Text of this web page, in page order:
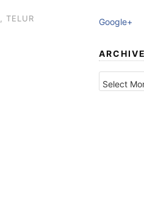
TELUR
Google+
Archives